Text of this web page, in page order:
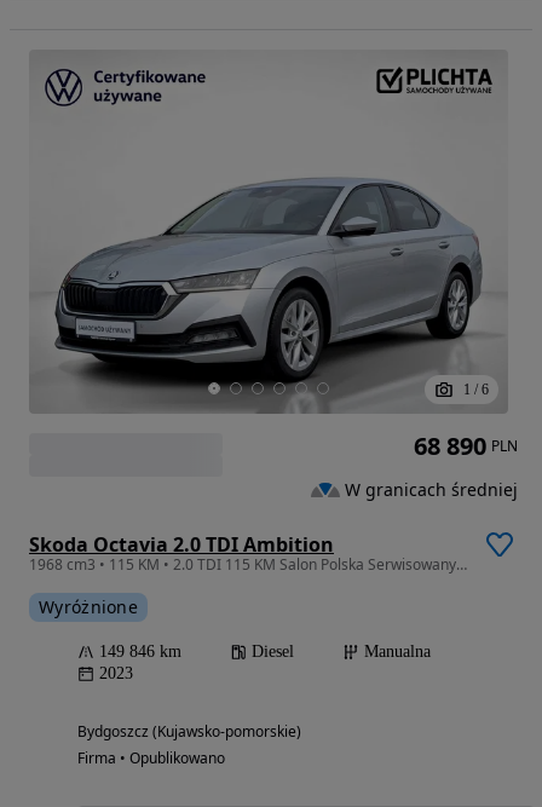
1 / 6
Skoda Octavia 2.0 TDI Ambition
1968 cm3 • 115 KM • 2.0 TDI 115 KM Salon Polska Serwisowany w ASO Skoda Bezwypadkowy Gwar.
Wyróżnione
149 846 km Diesel
Manualna
2023
Bydgoszcz (Kujawsko-pomorskie)
Firma • Opublikowano
68 890 PLN
W granicach średniej